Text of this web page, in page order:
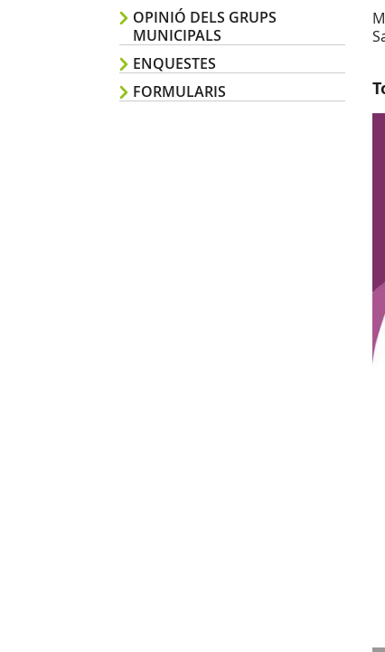
OPINIÓ DELS GRUPS
MUNICIPALS
ENQUESTES
FORMULARIS